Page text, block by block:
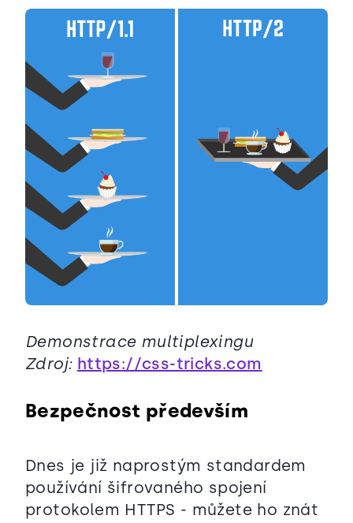
Demonstrace multiplexingu
Zdroj: https://css-tricks.com
Bezpečnost především
Dnes je již naprostým standardem
používání šifrovaného spojení
protokolem HTTPS - můžete ho znát